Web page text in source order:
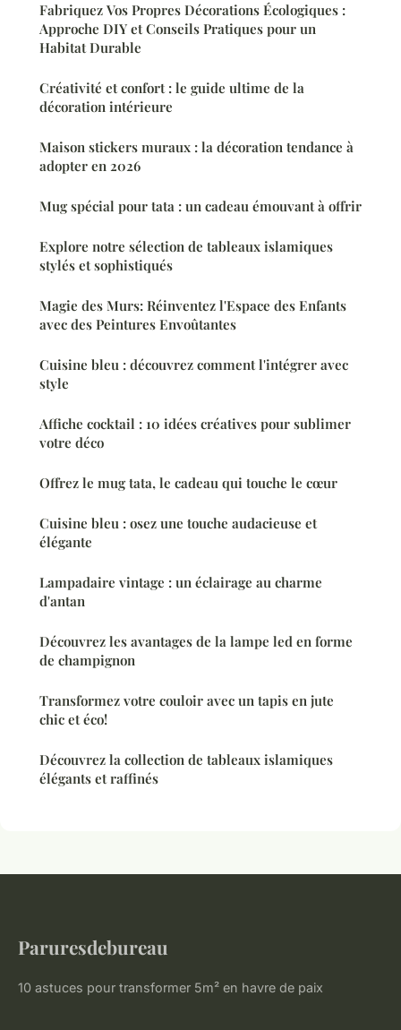
Fabriquez Vos Propres Décorations Écologiques :
Approche DIY et Conseils Pratiques pour un
Habitat Durable
Créativité et confort : le guide ultime de la
décoration intérieure
Maison stickers muraux : la décoration tendance à
adopter en 2026
Mug spécial pour tata : un cadeau émouvant à offrir
Explore notre sélection de tableaux islamiques
stylés et sophistiqués
Magie des Murs: Réinventez l'Espace des Enfants
avec des Peintures Envoûtantes
Cuisine bleu : découvrez comment l'intégrer avec
style
Affiche cocktail : 10 idées créatives pour sublimer
votre déco
Offrez le mug tata, le cadeau qui touche le cœur
Cuisine bleu : osez une touche audacieuse et
élégante
Lampadaire vintage : un éclairage au charme
d'antan
Découvrez les avantages de la lampe led en forme
de champignon
Transformez votre couloir avec un tapis en jute
chic et éco!
Découvrez la collection de tableaux islamiques
élégants et raffinés
Paruresdebureau
10 astuces pour transformer 5m² en havre de paix